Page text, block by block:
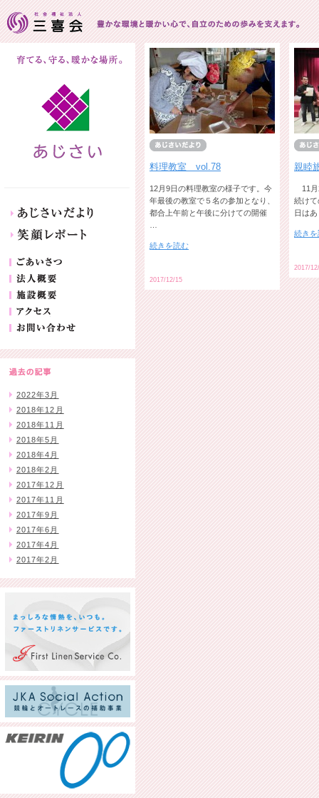
あじさいだより
笑顔レポート
ごあいさつ
法人概要
施設概要
アクセス
お問い合わせ
2022年3月
2018年12月
2018年11月
2018年5月
2018年4月
2018年2月
2017年12月
2017年11月
2017年9月
2017年6月
2017年4月
2017年2月
料理教室 vol.78
12月9日の料理教室の様子です。今
年最後の教室で５名の参加となり、
都合上午前と午後に分けての開催
続きを読む
2017/12/15
親睦
11月
続け
日は
続きを
2017/